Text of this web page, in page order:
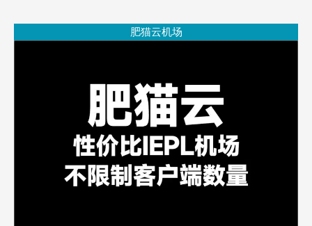
肥猫云机场